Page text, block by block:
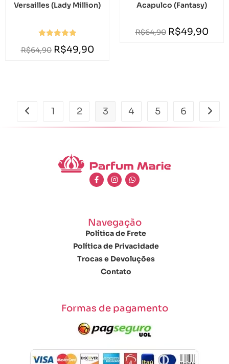
Versailles (Lady Million)
Avaliação
5.00 de 5
R$64,90 R$49,90
Acapulco (Fantasy)
R$64,90 R$49,90
1 2 3 4 5 6
Navegação
Política de Frete
Política de Privacidade
Trocas e Devoluções
Contato
Formas de pagamento